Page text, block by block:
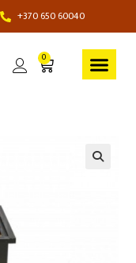
+370 650 60040
0